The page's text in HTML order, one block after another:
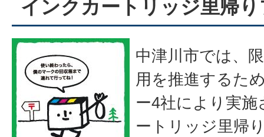
インクカートリッジ里帰
中津川市では、
用を推進するた
ー4社により実
ートリッジ里帰